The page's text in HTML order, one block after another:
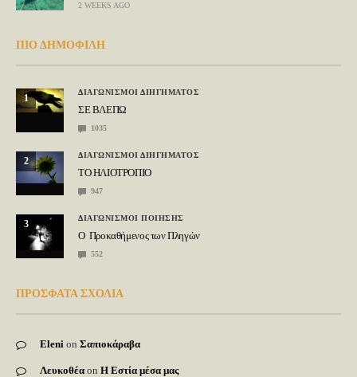
2 WEEKS AGO
ΠΙΟ ΔΗΜΟΦΙΛΗ
1
ΔΙΑΓΩΝΙΣΜΟΙ ΔΙΗΓΗΜΑΤΟΣ
ΣΕ ΒΛΕΠΩ
1035
2
ΔΙΑΓΩΝΙΣΜΟΙ ΔΙΗΓΗΜΑΤΟΣ
ΤΟ ΗΛΙΟΤΡΟΠΙΟ
947
3
ΔΙΑΓΩΝΙΣΜΟΙ ΠΟΙΗΣΗΣ
Ο Προκαθήμενος των Πληγών
552
ΠΡΟΣΦΑΤΑ ΣΧΟΛΙΑ
Eleni on Σαπιοκάραβα
Λευκοθέα on Η Εστία μέσα μας